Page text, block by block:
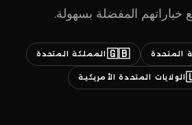
خياراتهم المفضلة بسهولة.
المتحدة 🇬🇧 المملكة المتحدة
الولايات المتحدة الأمريكية